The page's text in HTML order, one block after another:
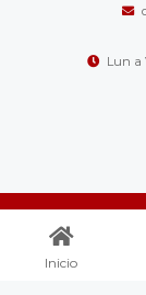
Lun a
¿Te
Inicio